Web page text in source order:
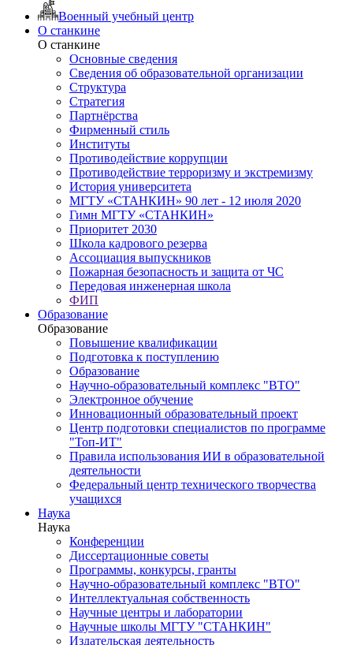
Военный учебный центр
О станкине
О станкине
Основные сведения
Сведения об образовательной организации
Структура
Стратегия
Партнёрства
Фирменный стиль
Институты
Противодействие коррупции
Противодействие терроризму и экстремизму
История университета
МГТУ «СТАНКИН» 90 лет - 12 июля 2020
Гимн МГТУ «СТАНКИН»
Приоритет 2030
Школа кадрового резерва
Ассоциация выпускников
Пожарная безопасность и защита от ЧС
Передовая инженерная школа
ФИП
Образование
Образование
Повышение квалификации
Подготовка к поступлению
Образование
Научно-образовательный комплекс "ВТО"
Электронное обучение
Инновационный образовательный проект
Центр подготовки специалистов по программе
"Топ-ИТ"
Правила использования ИИ в образовательной
деятельности
Федеральный центр технического творчества
учащихся
Наука
Наука
Конференции
Диссертационные советы
Программы, конкурсы, гранты
Научно-образовательный комплекс "ВТО"
Интеллектуальная собственность
Научные центры и лаборатории
Научные школы МГТУ "СТАНКИН"
Издательская деятельность